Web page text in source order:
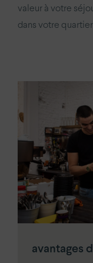
valeur à votre
dans votre
avantages